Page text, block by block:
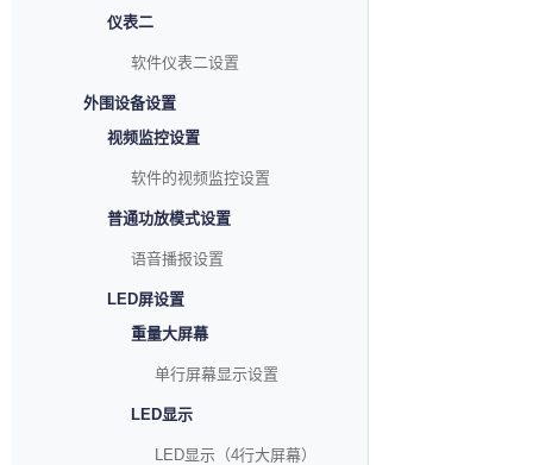
仪表二
软件仪表二设置
外围设备设置
视频监控设置
软件的视频监控设置
普通功放模式设置
语音播报设置
LED屏设置
重量大屏幕
单行屏幕显示设置
LED显示
LED显示（4行大屏幕）